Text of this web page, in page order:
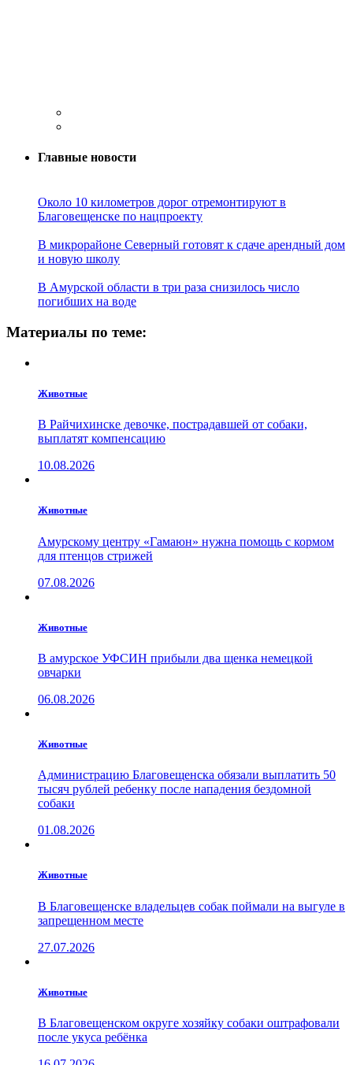
Главные новости
Около 10 километров дорог отремонтируют в
Благовещенске по нацпроекту
В микрорайоне Северный готовят к сдаче арендный дом
и новую школу
В Амурской области в три раза снизилось число
погибших на воде
Материалы по теме:
Животные
В Райчихинске девочке, пострадавшей от собаки,
выплатят компенсацию
10.08.2026
Животные
Амурскому центру «Гамаюн» нужна помощь с кормом
для птенцов стрижей
07.08.2026
Животные
В амурское УФСИН прибыли два щенка немецкой
овчарки
06.08.2026
Животные
Администрацию Благовещенска обязали выплатить 50
тысяч рублей ребенку после нападения бездомной
собаки
01.08.2026
Животные
В Благовещенске владельцев собак поймали на выгуле в
запрещенном месте
27.07.2026
Животные
В Благовещенском округе хозяйку собаки оштрафовали
после укуса ребёнка